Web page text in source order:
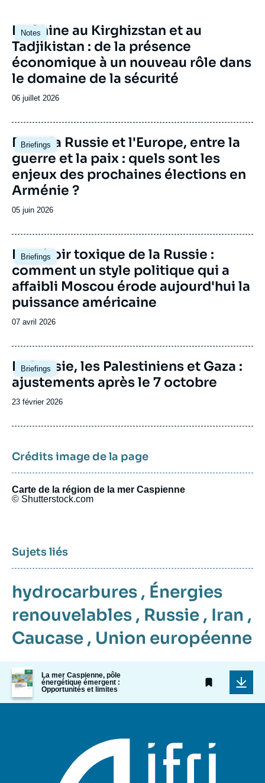
Notes
Image
principale
La Chine au Kirghizstan et au
Tadjikistan : de la présence
économique à un nouveau rôle dans
le domaine de la sécurité
Date
publication
06 juillet 2026
Briefings
Image
principale
Entre la Russie et l'Europe, entre la
guerre et la paix : quels sont les
enjeux des prochaines élections en
Arménie ?
Date
publication
05 juin 2026
Briefings
Image
principale
Le miroir toxique de la Russie :
comment un style politique qui a
affaibli Moscou érode aujourd'hui la
puissance américaine
Date
publication
07 avril 2026
Briefings
Image
principale
La Russie, les Palestiniens et Gaza :
ajustements après le 7 octobre
Date
publication
23 février 2026
Crédits image de la page
Carte de la région de la mer Caspienne
© Shutterstock.com
Sujets liés
hydrocarbures , Énergies
renouvelables , Russie , Iran ,
Caucase , Union européenne
Image
de
couverture
de
La mer Caspienne, pôle
énergétique émergent :
Opportunités et limites